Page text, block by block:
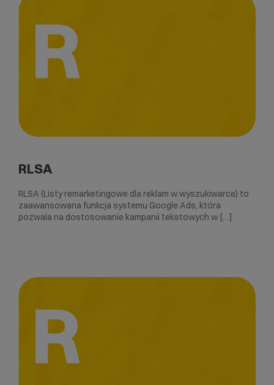
R
RLSA
RLSA (Listy remarketingowe dla reklam w wyszukiwarce) to
zaawansowana funkcja systemu Google Ads, która
pozwala na dostosowanie kampanii tekstowych w […]
R